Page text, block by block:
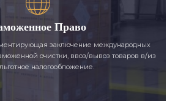
Право
заключение международных
очистки, ввоз/вывоз товаров в/из
налогообложение.